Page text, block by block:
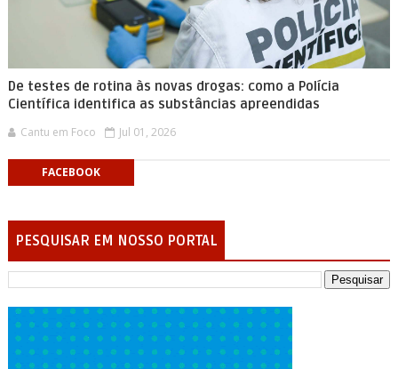
De testes de rotina às novas drogas: como a Polícia
Científica identifica as substâncias apreendidas
Cantu em Foco Jul 01, 2026
FACEBOOK
PESQUISAR EM NOSSO PORTAL